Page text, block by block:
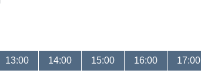
13:00 14:00 15:00 16:00 17:00